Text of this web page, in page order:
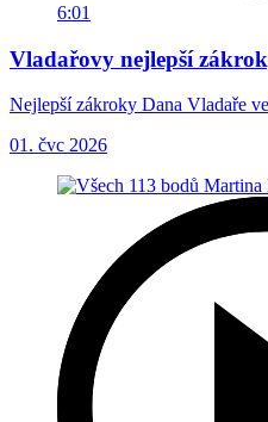
6:01
Vladařovy nejlepší
Nejlepší zákroky Dana Vladaře
01. čvc 2026